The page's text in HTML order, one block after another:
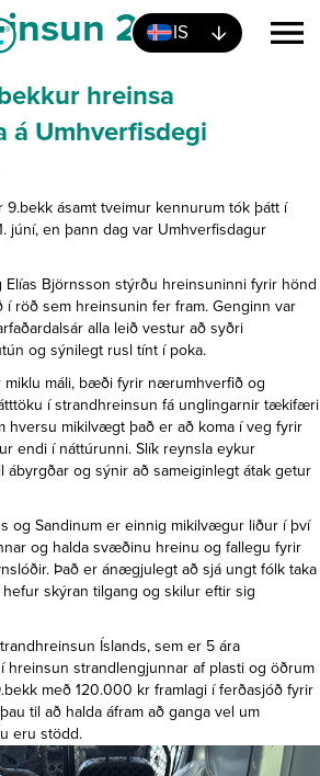
IS
2026
hreinsa
á Umhverfisdegi
ásamt tveimur kennurum tók þátt í
júní, en þann dag var Umhverfisdagur
Björnsson stýrðu hreinsuninni fyrir hönd
röð sem hreinsunin fer fram. Genginn var
alla leið vestur að syðri
og sýnilegt rusl tínt í poka.
miklu máli, bæði fyrir nærumhverfið og
í strandhreinsun fá unglingarnir tækifæri
hversu mikilvægt það er að koma í veg fyrir
endi í náttúrunni. Slík reynsla eykur
ábyrgðar og sýnir að sameiginlegt átak getur
og Sandinum er einnig mikilvægur liður í því
og halda svæðinu hreinu og fallegu fyrir
Það er ánægjulegt að sjá ungt fólk taka
skýran tilgang og skilur eftir sig
Íslands, sem er 5 ára
hreinsun strandlengjunnar af plasti og öðrum
með 120.000 kr framlagi í ferðasjóð fyrir
til að halda áfram að ganga vel um
eru stödd.